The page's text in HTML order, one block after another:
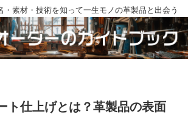
・素材・技術を知って一生モノの革製品と出会う
ト仕上げとは？革製品の表面